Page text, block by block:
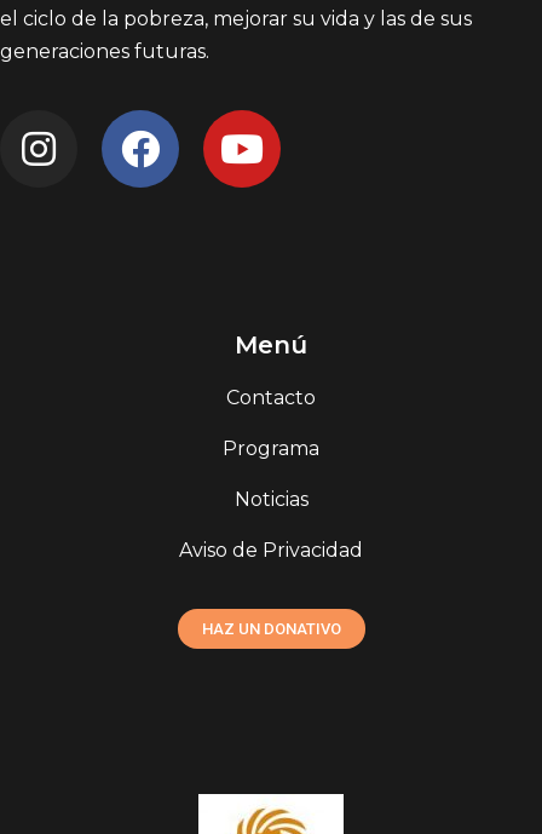
el ciclo de la pobreza, mejorar su vida y las de sus
generaciones futuras.
Menú
Contacto
Programa
Noticias
Aviso de Privacidad
HAZ UN DONATIVO